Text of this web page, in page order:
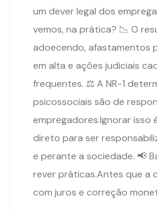
um dever legal dos
vemos, na prática? 📉 O
adoecendo, afastamentos
em alta e ações judiciais
frequentes. ⚖️ A NR-1
psicossociais são de
empregadores.Ignorar isso
direto para ser
e perante a sociedade. 📢
rever práticas.Antes que a
com juros e correção